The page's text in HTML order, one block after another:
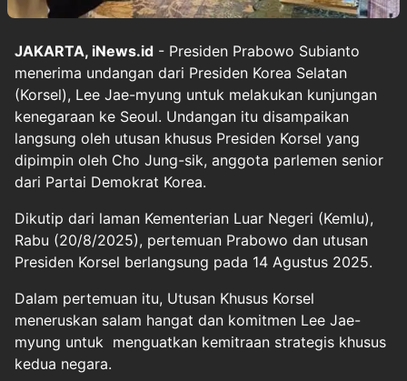
JAKARTA, iNews.id - Presiden Prabowo Subianto
menerima undangan dari Presiden Korea Selatan
(Korsel), Lee Jae-myung untuk melakukan kunjungan
kenegaraan ke Seoul. Undangan itu disampaikan
langsung oleh utusan khusus Presiden Korsel yang
dipimpin oleh Cho Jung-sik, anggota parlemen senior
dari Partai Demokrat Korea.
Dikutip dari laman Kementerian Luar Negeri (Kemlu),
Rabu (20/8/2025), pertemuan Prabowo dan utusan
Presiden Korsel berlangsung pada 14 Agustus 2025.
Dalam pertemuan itu, Utusan Khusus Korsel
meneruskan salam hangat dan komitmen Lee Jae-
myung untuk menguatkan kemitraan strategis khusus
kedua negara.